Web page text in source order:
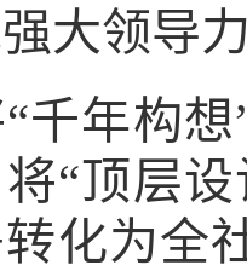
大领导
年构想”
“顶层
化为全